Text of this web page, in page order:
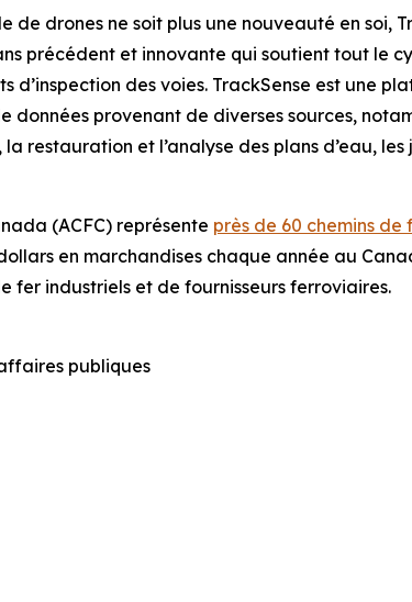
de drones ne soit plus une nouveauté en
précédent et innovante qui soutient tout le
d’inspection des voies. TrackSense est une
provenant de diverses sources,
restauration et l’analyse des plans d’eau,
(ACFC) représente près de 60 chemins
en marchandises chaque année au
fer industriels et de fournisseurs ferroviaires.
publiques